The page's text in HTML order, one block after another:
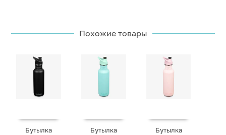
Похожие товары
Бутылка
Бутылка
Бутылка